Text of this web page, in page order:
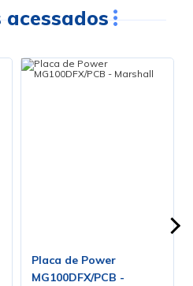
acessados
Placa de Power
MG100DFX/PCB -